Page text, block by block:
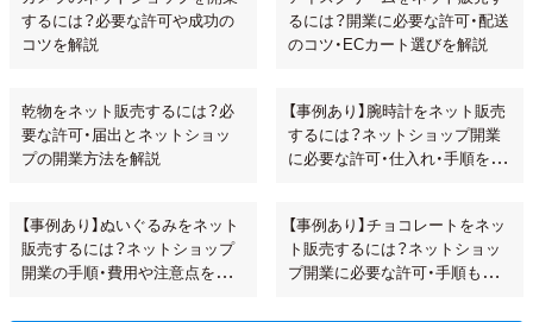
するには？必要な許可や成功の
コツを解説
るには？開業に必要な許可・配送
のコツ・ECカート選びを解説
乾物をネット販売するには？必
要な許可・届出とネットショッ
プの開業方法を解説
【事例あり】腕時計をネット販売
するには？ネットショップ開業
に必要な許可・仕入れ・手順を解
【事例あり】ぬいぐるみをネット
販売するには？ネットショップ
開業の手順・費用や注意点を解
【事例あり】チョコレートをネッ
ト販売するには？ネットショッ
プ開業に必要な許可・手順も解